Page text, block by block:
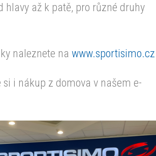
hlavy až k patě, pro různé druhy
naleznete na www.sportisimo.cz
si i nákup z domova v našem e-